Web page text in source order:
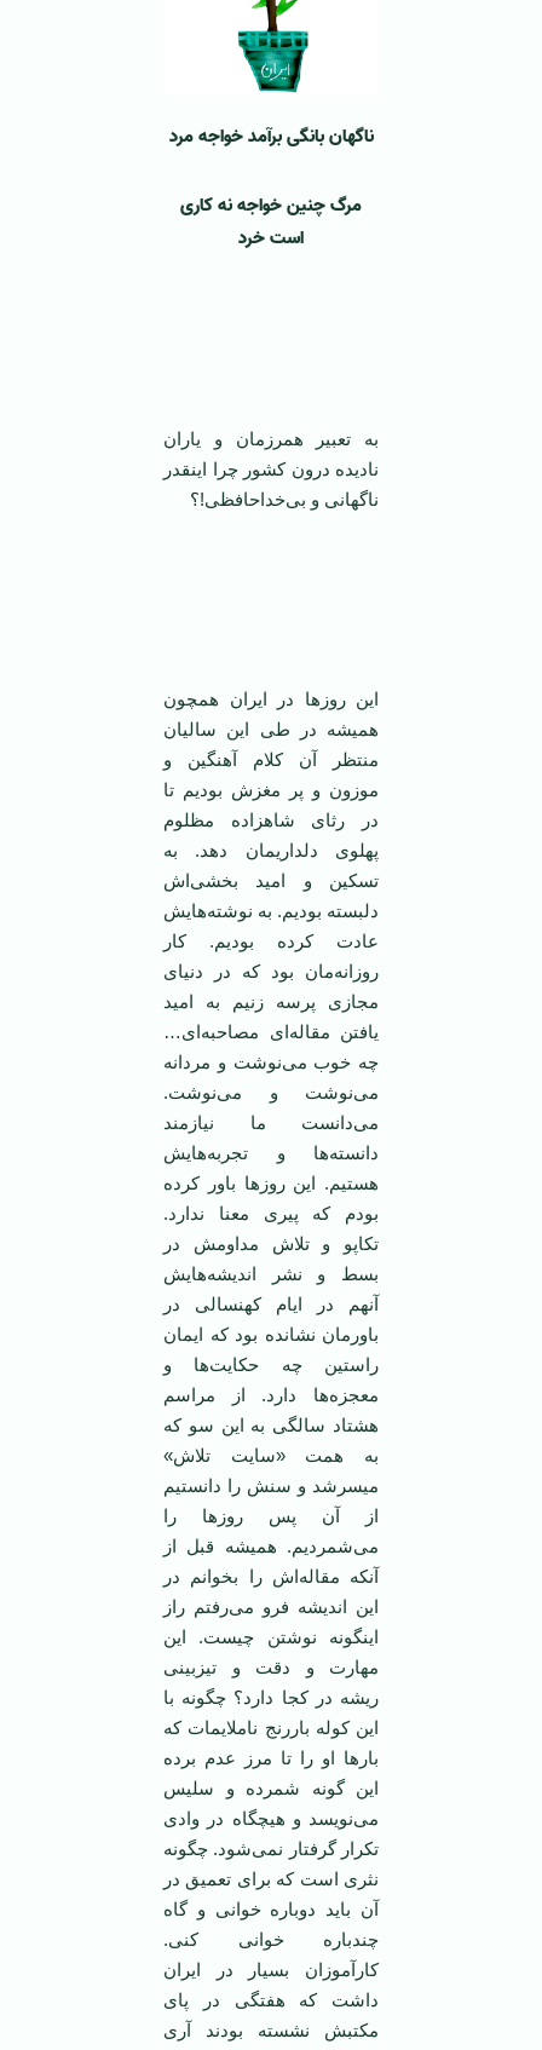
ناگهان بانگی برآمد خواجه مرد
مرگ چنین خواجه نه کاری
است خرد
به تعبیر همرزمان و یاران
نادیده درون کشور چرا اینقدر
ناگهانی و بی‌خداحافظی!؟
این روز‌ها در ایران همچون
همیشه در طی این سالیان
منتظر آن کلام آهنگین و
موزون و پر مغزش بودیم تا
در رثای شاهزاده مظلوم
پهلوی دلداریمان دهد. به
تسکین و امید بخشی‌اش
دلبسته بودیم. به نوشته‌هایش
عادت کرده بودیم. کار
روزانه‌مان بود که در دنیای
مجازی پرسه زنیم به امید
یافتن مقاله‌ای مصاحبه‌ای…
چه خوب می‌نوشت و مردانه
می‌نوشت و می‌نوشت.
می‌دانست ما نیازمند
دانسته‌ها و تجربه‌هایش
هستیم. این روز‌ها باور کرده
بودم که پیری معنا ندارد.
تکاپو و تلاش مداومش در
بسط و نشر اندیشه‌هایش
آنهم در ایام کهنسالی در
باورمان نشانده بود که ایمان
راستین چه حکایت‌ها و
معجزه‌ها دارد. از مراسم
هشتاد سالگی به این سو که
به همت «سایت تلاش»
میسرشد و سنش را دانستیم
از آن پس روز‌ها را
می‌شمردیم. همیشه قبل از
آنکه مقاله‌اش را بخوانم در
این اندیشه فرو می‌رفتم راز
اینگونه نوشتن چیست. این
مهارت و دقت و تیزبینی
ریشه در کجا دارد؟ چگونه با
این کوله باررنج ناملایمات که
بار‌ها او را تا مرز عدم برده
این گونه شمرده و سلیس
می‌نویسد و هیچگاه در وادی
تکرار گرفتار نمی‌شود. چگونه
نثری است که برای تعمیق در
آن باید دوباره خوانی و ‌گاه
چندباره خوانی کنی.
کارآموزان بسیار در ایران
داشت که هفتگی در پای
مکتبش نشسته بودند آری